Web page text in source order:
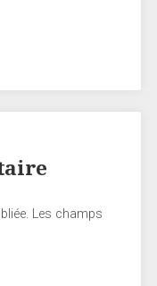
Les champs